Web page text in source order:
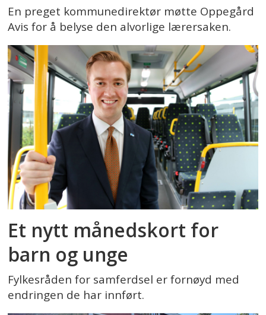
En preget kommunedirektør møtte Oppegård
Avis for å belyse den alvorlige lærersaken.
Et nytt månedskort for
barn og unge
Fylkesråden for samferdsel er fornøyd med
endringen de har innført.